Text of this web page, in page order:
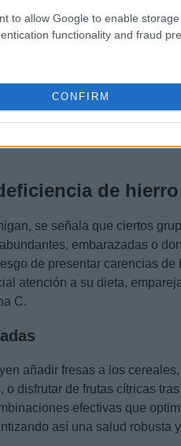
to allow Google to enable
functionality and fraud
CONFIRM
absorción
mezclar hierro y calcio en
la ingesta de vitaminas y
o consumir cítricos
que pueden mejorar
de hierro
se señala que ciertos
embarazadas o
de presentar carencias de
atención a su dieta,
C.
añadir fresas a los
o disfrutar de frutas cítricas
efectivas que
así una salud robusta